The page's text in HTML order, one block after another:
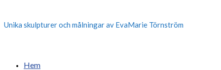
Unika skulpturer och målningar av EvaMarie Törnström
Hem